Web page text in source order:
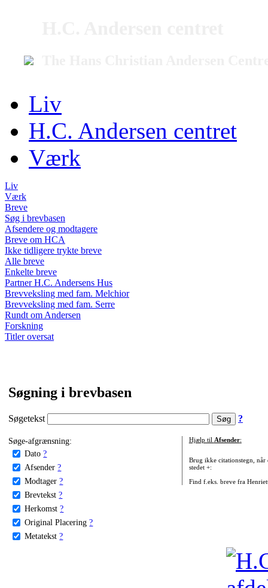
Liv
H.C. Andersen centret
Værk
Liv
Værk
Breve
Søg i brevbasen
Afsendere og modtagere
Breve om HCA
Ikke tidligere trykte breve
Alle breve
Enkelte breve
Partner H.C. Andersens Hus
Brevveksling med fam. Melchior
Brevveksling med fam. Serre
Rundt om Andersen
Forskning
Titler oversat
Søgning i brevbasen
Søgetekst ?
Søge-afgrænsning:
Dato ?
Afsender ?
Modtager ?
Brevtekst ?
Herkomst ?
Original Placering ?
Metatekst ?
Hjælp til Afsender:
Brug ikke citationstegn, når
stedet +:
Find f.eks. breve fra